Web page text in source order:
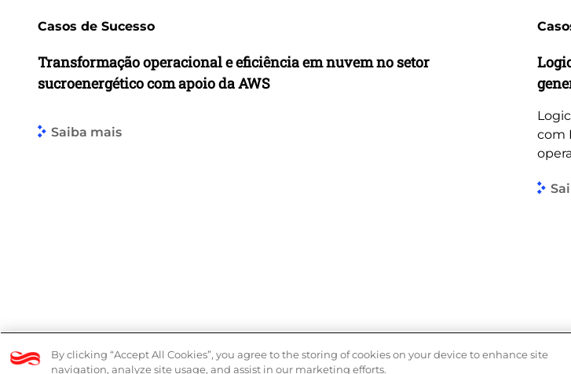
Casos de Sucesso
Transformação operacional e eficiência em nuvem no setor
sucroenergético com apoio da AWS
Saiba mais
com
By clicking “Accept All Cookies”, you agree to the storing of cookies on your device to enhance site
navigation, analyze site usage, and assist in our marketing efforts.